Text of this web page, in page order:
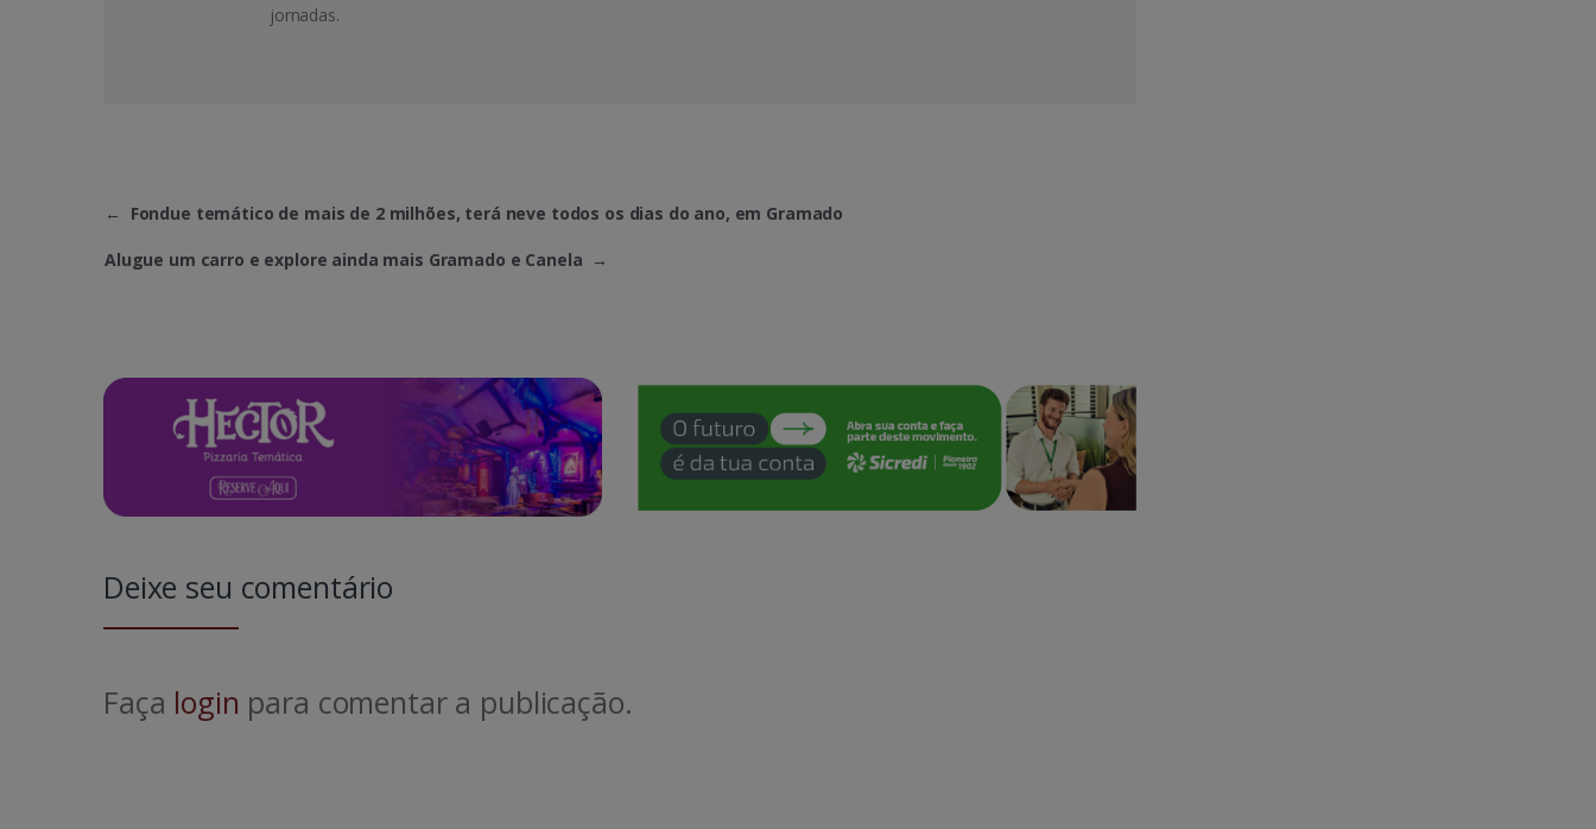
jornadas.
← Fondue temático de mais de 2 milhões, terá neve todos os dias do ano, em Gramado
Alugue um carro e explore ainda mais Gramado e Canela →
Deixe seu comentário
Faça login para comentar a publicação.